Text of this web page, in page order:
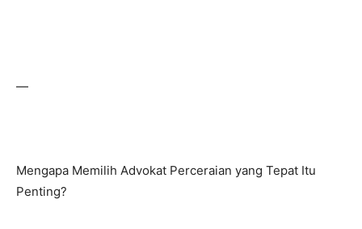
—
Mengapa Memilih Advokat Perceraian yang Tepat Itu
Penting?